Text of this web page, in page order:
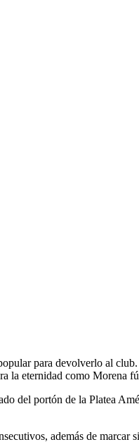
para devolverlo al
la eternidad como Morena
del portón de la Platea
además de